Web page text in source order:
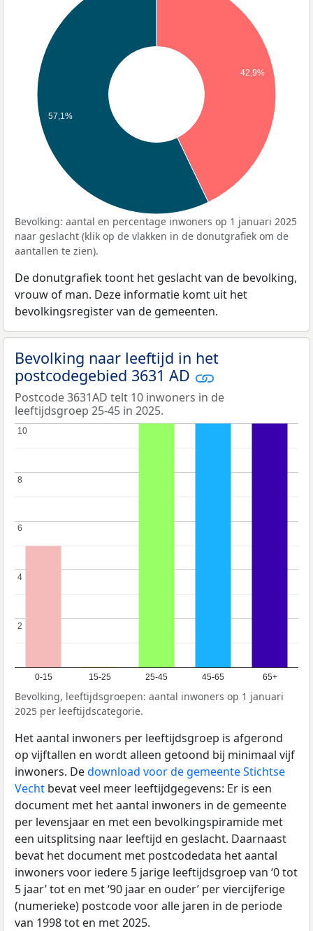
42,9%
57,1%
Bevolking: aantal en percentage inwoners op 1 januari 2025
naar geslacht (klik op de vlakken in de donutgrafiek om de
aantallen te zien).
De donutgrafiek toont het geslacht van de bevolking,
vrouw of man. Deze informatie komt uit het
bevolkingsregister van de gemeenten.
Bevolking naar leeftijd in het
postcodegebied 3631 AD
Postcode 3631AD telt 10 inwoners in de
leeftijdsgroep 25-45 in 2025.
0-15 15-25 25-45 45-65 65+
2
2
4
4
6
6
8
8
10
10
Bevolking, leeftijdsgroepen: aantal inwoners op 1 januari
2025 per leeftijdscategorie.
Het aantal inwoners per leeftijdsgroep is afgerond
op vijftallen en wordt alleen getoond bij minimaal vijf
inwoners. Dedownload voor de gemeente Stichtse
Vecht bevat veel meer leeftijdgegevens: Er is een
document met het aantal inwoners in de gemeente
per levensjaar en met een bevolkingspiramide met
een uitsplitsing naar leeftijd en geslacht. Daarnaast
bevat het document met postcodedata het aantal
inwoners voor iedere 5 jarige leeftijdsgroep van ‘0 tot
5 jaar’ tot en met ‘90 jaar en ouder’ per viercijferige
(numerieke) postcode voor alle jaren in de periode
van 1998 tot en met 2025.